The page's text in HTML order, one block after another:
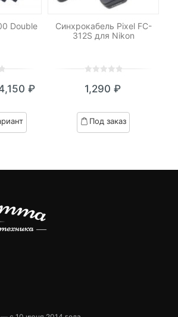
Double
₽
₽.
Синхрокабель Pixel FC-
312S для Nikon
out
based
on
1,290 ₽
Под заказ